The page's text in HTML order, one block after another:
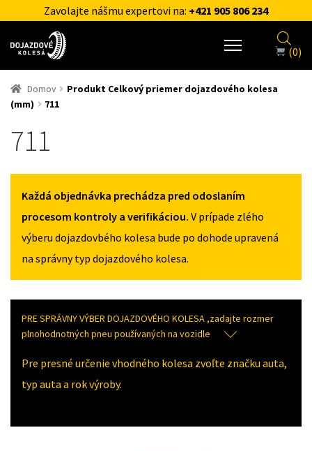
Zavolajte nášmu expertovi na: +421 905 806 234
(0)
Domov
Produkt Celkový priemer dojazdového kolesa
(mm)
711
711
Každá objednávka prechádza pred odoslaním
procesom kontroly a verifikáciou. V prípade zlého
výberu dojazdovbého kolesa bude po dohode upravená
na správny typ dojazdového kolesa.
PRE SPRÁVNY VÝBER DOJAZDOVÉHO KOLESA ,zadajte rozmer
plnohodnotných pneu používaných na vozidle
Pre presné určenie vhodného kolesa zvoľte značku auta,
typ auta a rok výroby.